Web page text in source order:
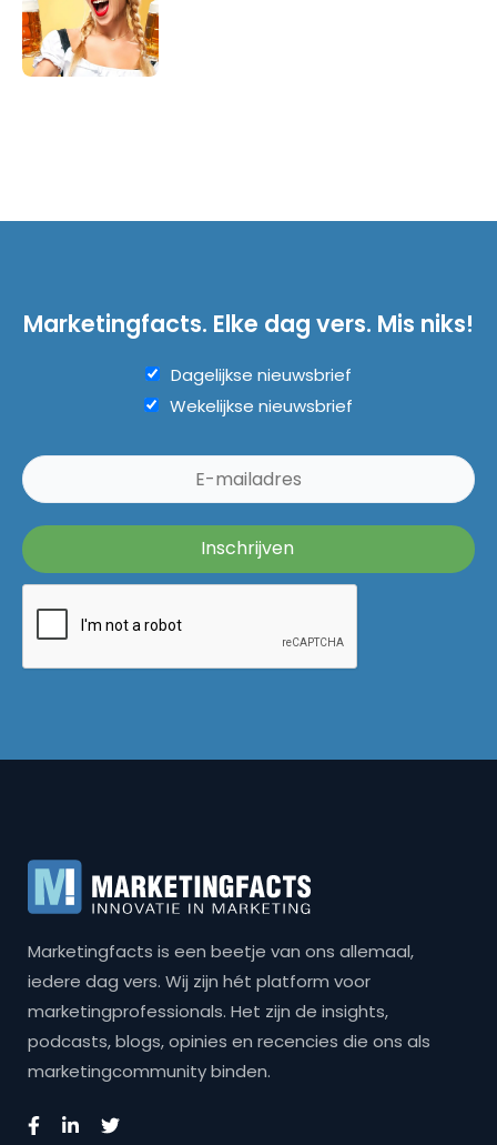
Marketingfacts. Elke dag vers. Mis niks!
Dagelijkse nieuwsbrief
Wekelijkse nieuwsbrief
Marketingfacts is een beetje van ons allemaal,
iedere dag vers. Wij zijn hét platform voor
marketingprofessionals. Het zijn de insights,
podcasts, blogs, opinies en recencies die ons als
marketingcommunity binden.